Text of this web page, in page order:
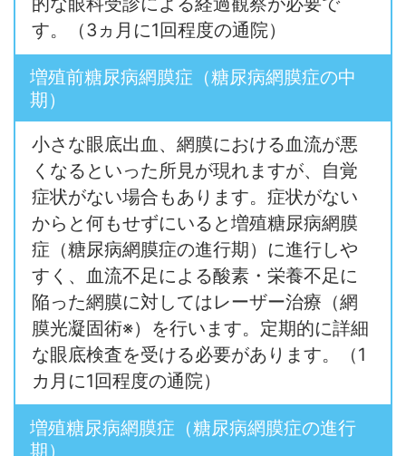
す。（3ヵ月に1回程度の通院）
増殖前糖尿病網膜症（糖尿病網膜症の中
期）
小さな眼底出血、網膜における血流が悪
くなるといった所見が現れますが、自覚
症状がない場合もあります。症状がない
からと何もせずにいると増殖糖尿病網膜
症（糖尿病網膜症の進行期）に進行しや
すく、血流不足による酸素・栄養不足に
陥った網膜に対してはレーザー治療（網
膜光凝固術※）を行います。定期的に詳細
な眼底検査を受ける必要があります。（1
カ月に1回程度の通院）
増殖糖尿病網膜症（糖尿病網膜症の進行
期）